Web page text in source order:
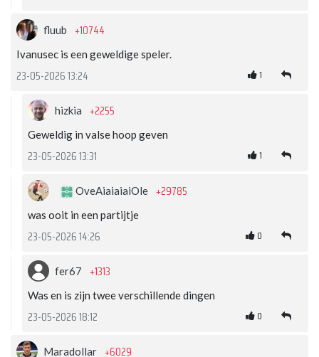
fluub +10744
Ivanusec is een geweldige speler.
23-05-2026 13:24 1
hizkia +2255
Geweldig in valse hoop geven
23-05-2026 13:31 1
OveAiaiaiaiOle +29785
was ooit in een partijtje
23-05-2026 14:26 0
fer67 +1313
Was en is zijn twee verschillende dingen
23-05-2026 18:12 0
Maradollar +6029